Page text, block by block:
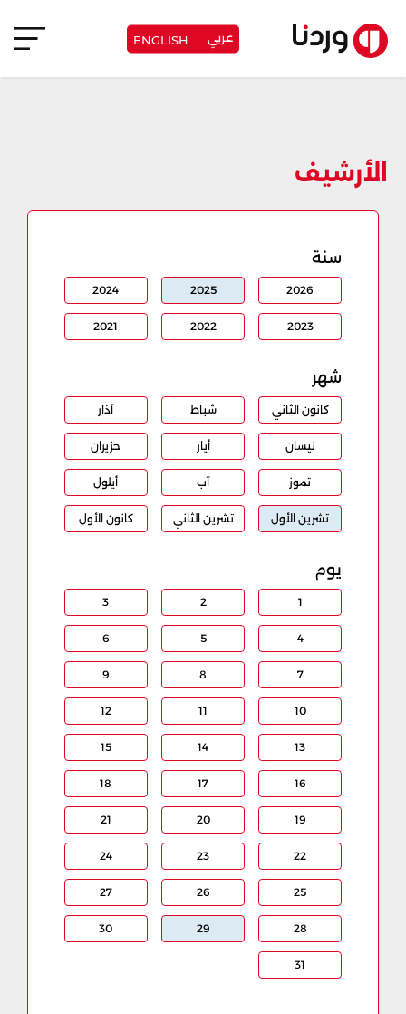
عربي ENGLISH
الأرشيف
سنة
2026
2025
2024
2023
2022
2021
شهر
كانون الثاني شباط آذار
نيسان أيار حزيران
تموز آب أيلول
تشرين الأول تشرين الثاني كانون الأول
يوم
1
2
3
4
5
6
7
8
9
10
11
12
13
14
15
16
17
18
19
20
21
22
23
24
25
26
27
28
29
30
31